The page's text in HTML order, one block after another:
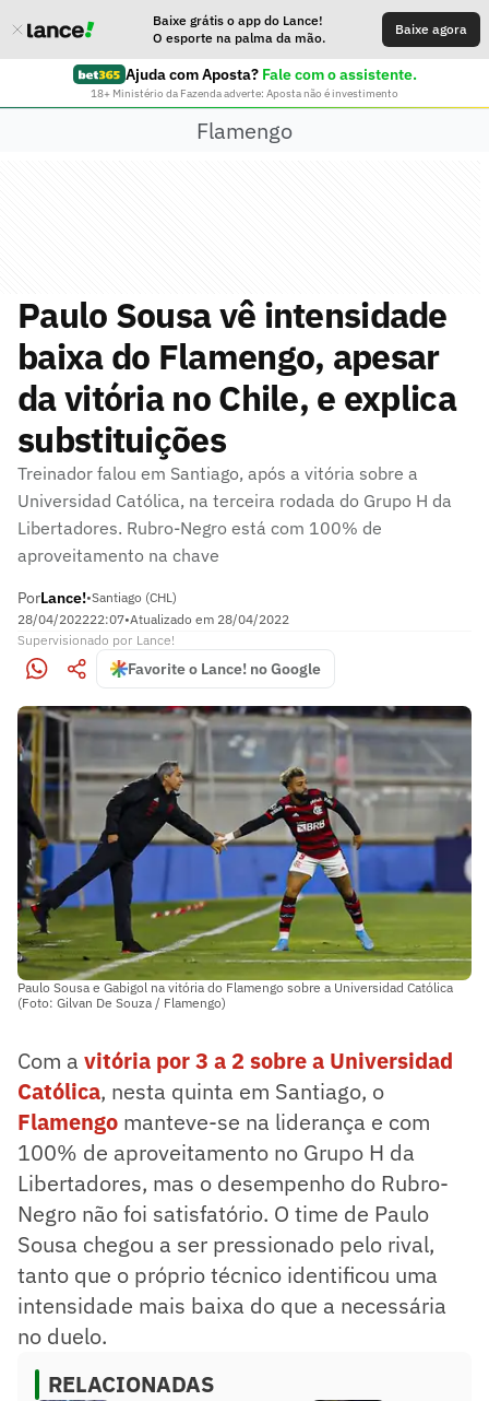
Baixe grátis o app do Lance!
O esporte na palma da mão.
Baixe agora
Ajuda com Aposta? Fale com o assistente.
18+ Ministério da Fazenda adverte: Aposta não é investimento
Flamengo
Paulo Sousa vê intensidade
baixa do Flamengo, apesar
da vitória no Chile, e explica
substituições
Treinador falou em Santiago, após a vitória sobre a
Universidad Católica, na terceira rodada do Grupo H da
Libertadores. Rubro-Negro está com 100% de
aproveitamento na chave
PorLance!•Santiago (CHL)
28/04/202222:07•Atualizado em 28/04/2022
Supervisionado por Lance!
Favorite o Lance! no Google
Paulo Sousa e Gabigol na vitória do Flamengo sobre a Universidad Católica
(Foto: Gilvan De Souza / Flamengo)
Com a vitória por 3 a 2 sobre a Universidad
Católica, nesta quinta em Santiago, o
Flamengo manteve-se na liderança e com
100% de aproveitamento no Grupo H da
Libertadores, mas o desempenho do Rubro-
Negro não foi satisfatório. O time de Paulo
Sousa chegou a ser pressionado pelo rival,
tanto que o próprio técnico identificou uma
intensidade mais baixa do que a necessária
no duelo.
RELACIONADAS